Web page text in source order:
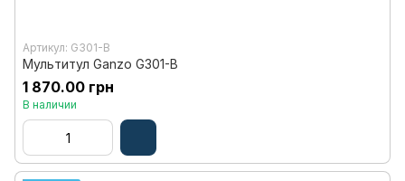
Артикул: G301-B
Мультитул Ganzo G301-В
1 870.00 грн
В наличии